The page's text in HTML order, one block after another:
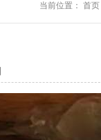
当前位置： 首页